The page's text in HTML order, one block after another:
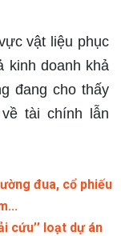
vật liệu phục
kinh doanh khả
đang cho thấy
tài chính lẫn
đua, cổ phiếu
cứu’’ loạt dự án